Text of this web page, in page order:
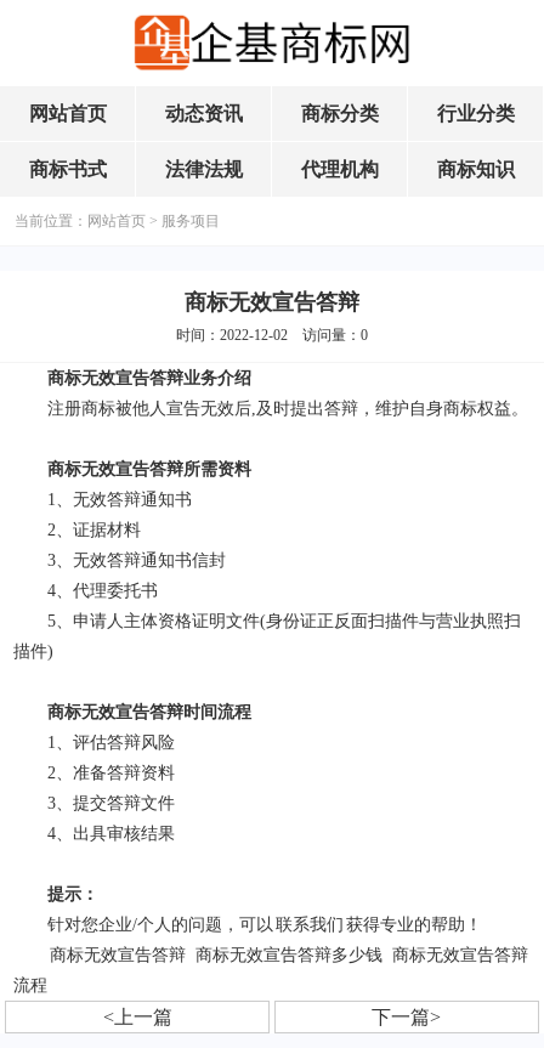
网站首页 动态资讯 商标分类 行业分类
商标书式 法律法规 代理机构 商标知识
当前位置： 网站首页 > 服务项目
商标无效宣告答辩
时间：2022-12-02 访问量： 0
商标无效宣告答辩业务介绍
注册商标被他人宣告无效后,及时提出答辩，维护自身商标权益。
商标无效宣告答辩所需资料
1、无效答辩通知书
2、证据材料
3、无效答辩通知书信封
4、代理委托书
5、申请人主体资格证明文件(身份证正反面扫描件与营业执照扫
描件)
商标无效宣告答辩时间流程
1、评估答辩风险
2、准备答辩资料
3、提交答辩文件
4、出具审核结果
提示：
针对您企业/个人的问题，可以 联系我们 获得专业的帮助！
商标无效宣告答辩 商标无效宣告答辩多少钱 商标无效宣告答辩
流程
<上一篇 下一篇>